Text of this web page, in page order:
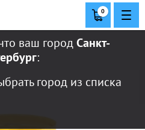
ваш городСанкт-
:
город из списка
0